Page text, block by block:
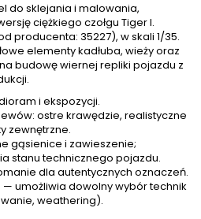
do sklejania i malowania,
ciężkiego czołgu Tiger I.
producenta: 35227), w skali 1/35.
elementy kadłuba, wieży oraz
budowę wiernej repliki pojazdu z
i ekspozycji.
ostre krawędzie, realistyczne
zewnętrzne.
gąsienice i zawieszenie;
stanu technicznego pojazdu.
dla autentycznych oznaczeń.
umożliwia dowolny wybór technik
weathering).